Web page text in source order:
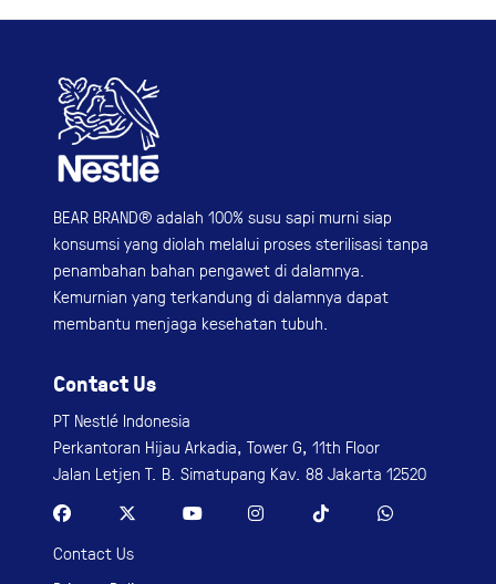
BEAR BRAND® adalah 100% susu sapi murni siap
konsumsi yang diolah melalui proses sterilisasi tanpa
penambahan bahan pengawet di dalamnya.
Kemurnian yang terkandung di dalamnya dapat
membantu menjaga kesehatan tubuh.
Contact Us
PT Nestlé Indonesia
Perkantoran Hijau Arkadia, Tower G, 11th Floor
Jalan Letjen T. B. Simatupang Kav. 88 Jakarta 12520
Contact Us